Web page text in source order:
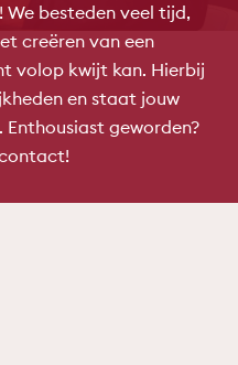
besteden veel tijd,
creëren van een
volop kwijt kan. Hierbij
en staat jouw
geworden?